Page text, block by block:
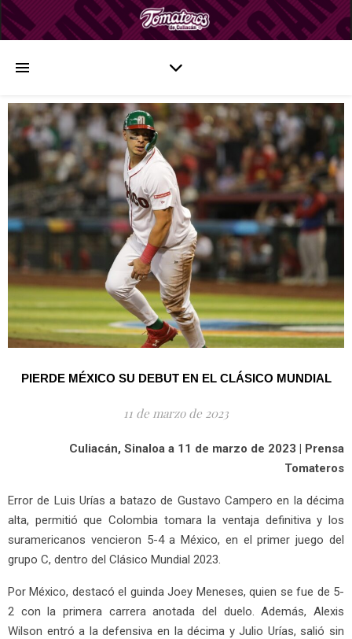
PIERDE MÉXICO SU DEBUT EN EL CLÁSICO MUNDIAL
11 de marzo de 2023
Culiacán, Sinaloa a 11 de marzo de 2023 | Prensa
Tomateros
Error de Luis Urías a batazo de Gustavo Campero en la décima
alta, permitió que Colombia tomara la ventaja definitiva y los
suramericanos vencieron 5-4 a México, en el primer juego del
grupo C, dentro del Clásico Mundial 2023.
Por México, destacó el guinda Joey Meneses, quien se fue de 5-
2 con la primera carrera anotada del duelo. Además, Alexis
Wilson entró a la defensiva en la décima y Julio Urías, salió sin